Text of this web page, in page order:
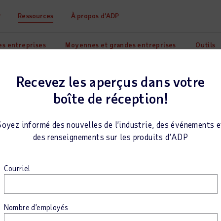
Ressources À propos d’ADP
entreprises Moyennes et grandes entreprises Outils
de
Recevez les aperçus dans votre
boîte de réception!
informé des nouvelles de l’industrie, des événements
des renseignements sur les produits d’ADP
Courriel
Nombre d’employés